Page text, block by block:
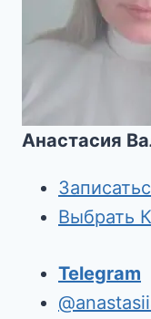
Анастасия
Выбрать
Telegram